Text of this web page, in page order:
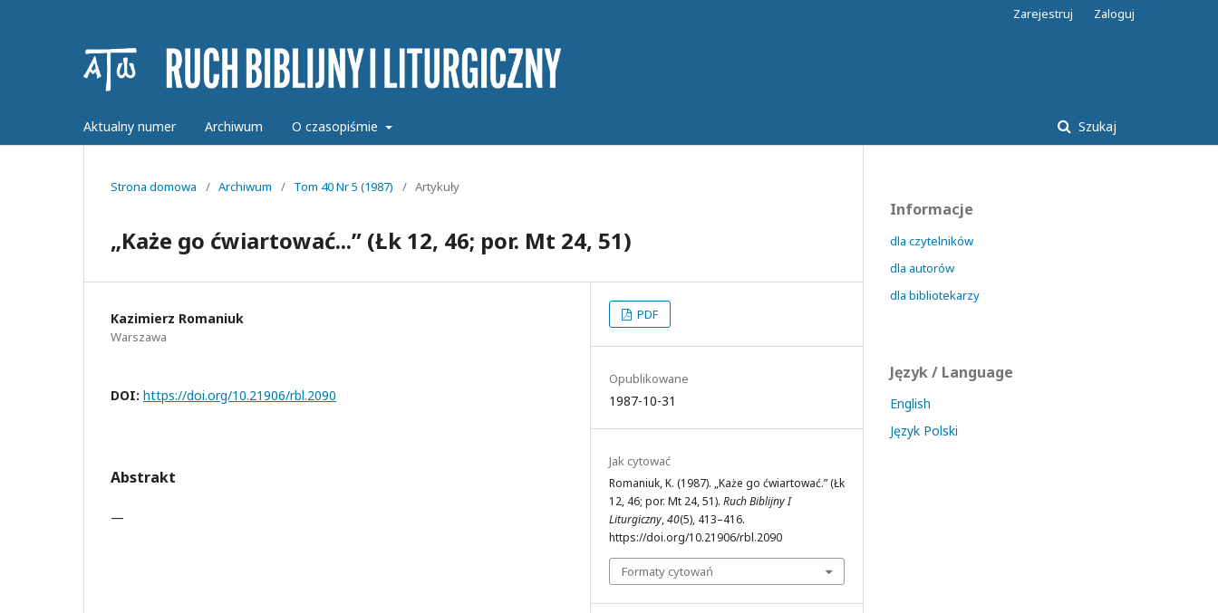
Aktualny numer Archiwum O czasopiśmie Szukaj
Zarejestruj Zaloguj
Strona domowa / Archiwum / Tom 40 Nr 5 (1987) / Artykuły
„Każe go ćwiartować...” (Łk 12, 46; por. Mt 24, 51)
Kazimierz Romaniuk
Warszawa
DOI: https://doi.org/10.21906/rbl.2090
Abstrakt
—
PDF
Opublikowane
1987-10-31
Jak cytować
Romaniuk, K. (1987). „Każe go ćwiartować.” (Łk
12, 46; por. Mt 24, 51). Ruch Biblijny I
Liturgiczny,40(5), 413–416.
https://doi.org/10.21906/rbl.2090
Formaty cytowań
Informacje
dla czytelników
dla autorów
dla bibliotekarzy
Język / Language
English
Język Polski